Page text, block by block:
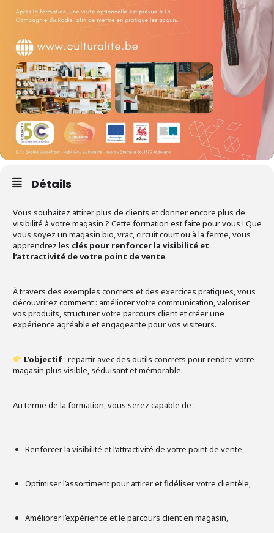
Détails
Vous souhaitez attirer plus de clients et donner encore plus de
visibilité à votre magasin ? Cette formation est faite pour vous ! Que
vous soyez un magasin bio, vrac, circuit court ou à la ferme, vous
apprendrez les clés pour renforcer la visibilité et
l’attractivité de votre point de vente.
À travers des exemples concrets et des exercices pratiques, vous
découvrirez comment : améliorer votre communication, valoriser
vos produits, structurer votre parcours client et créer une
expérience agréable et engageante pour vos visiteurs.
L’objectif: repartir avec des outils concrets pour rendre votre
magasin plus visible, séduisant et mémorable.
Au terme de la formation, vous serez capable de :
Renforcer la visibilité et l’attractivité de votre point de vente,
Optimiser l’assortiment pour attirer et fidéliser votre clientèle,
Améliorer l’expérience et le parcours client en magasin,